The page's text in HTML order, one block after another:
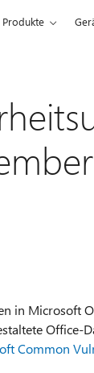
Produkte
in Microsoft
Office-
Common